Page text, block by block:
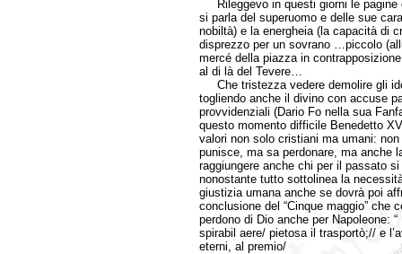
Rileggevo in questi giorni le pagine
si parla del superuomo e delle sue
nobiltà) e la energheia (la capacità di
disprezzo per un sovrano …piccolo
mercé della piazza in
al di là del Tevere…
Che tristezza vedere demolire gli
togliendo anche il divino con accuse
provvidenziali (Dario Fo nella sua
questo momento difficile Benedetto
valori non solo cristiani ma umani:
punisce, ma sa perdonare, ma anche
raggiungere anche chi per il passato
nonostante tutto sottolinea la
giustizia umana anche se dovrà poi
conclusione del “Cinque maggio” che
perdono di Dio anche per Napoleone:
spirabil aere/ pietosa il trasportò;// e
eterni, al premio/